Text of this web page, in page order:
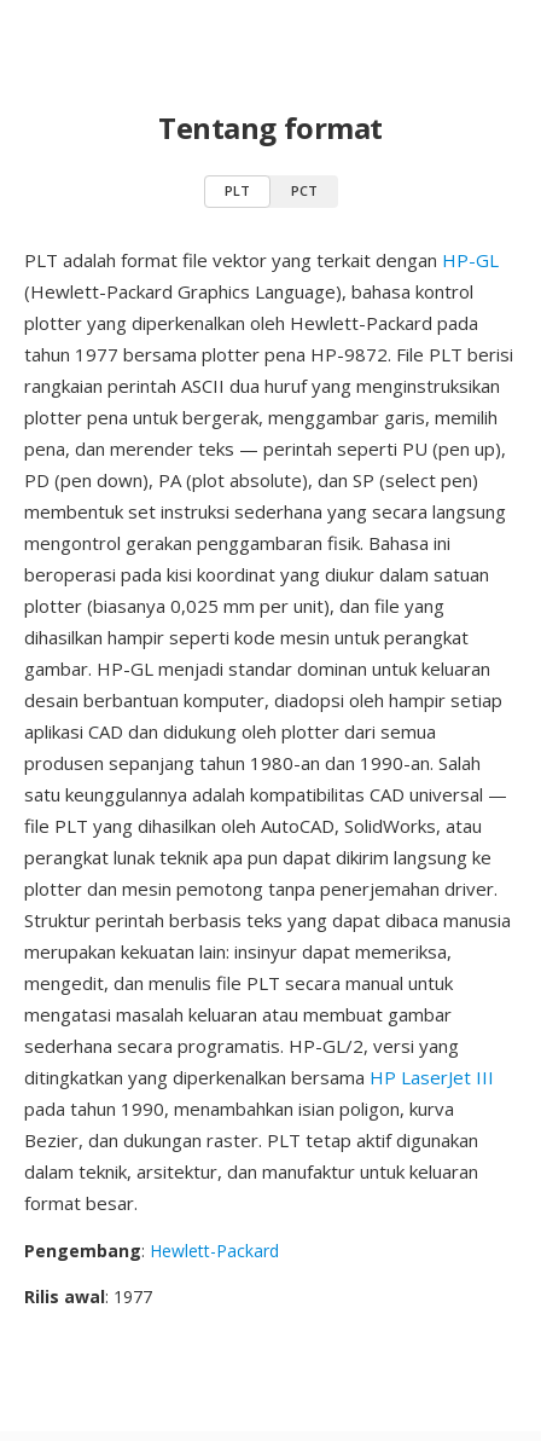
Tentang format
PLT PCT
PLT adalah format file vektor yang terkait dengan HP-GL
(Hewlett-Packard Graphics Language), bahasa kontrol
plotter yang diperkenalkan oleh Hewlett-Packard pada
tahun 1977 bersama plotter pena HP-9872. File PLT berisi
rangkaian perintah ASCII dua huruf yang menginstruksikan
plotter pena untuk bergerak, menggambar garis, memilih
pena, dan merender teks — perintah seperti PU (pen up),
PD (pen down), PA (plot absolute), dan SP (select pen)
membentuk set instruksi sederhana yang secara langsung
mengontrol gerakan penggambaran fisik. Bahasa ini
beroperasi pada kisi koordinat yang diukur dalam satuan
plotter (biasanya 0,025 mm per unit), dan file yang
dihasilkan hampir seperti kode mesin untuk perangkat
gambar. HP-GL menjadi standar dominan untuk keluaran
desain berbantuan komputer, diadopsi oleh hampir setiap
aplikasi CAD dan didukung oleh plotter dari semua
produsen sepanjang tahun 1980-an dan 1990-an. Salah
satu keunggulannya adalah kompatibilitas CAD universal —
file PLT yang dihasilkan oleh AutoCAD, SolidWorks, atau
perangkat lunak teknik apa pun dapat dikirim langsung ke
plotter dan mesin pemotong tanpa penerjemahan driver.
Struktur perintah berbasis teks yang dapat dibaca manusia
merupakan kekuatan lain: insinyur dapat memeriksa,
mengedit, dan menulis file PLT secara manual untuk
mengatasi masalah keluaran atau membuat gambar
sederhana secara programatis. HP-GL/2, versi yang
ditingkatkan yang diperkenalkan bersama HP LaserJet III
pada tahun 1990, menambahkan isian poligon, kurva
Bezier, dan dukungan raster. PLT tetap aktif digunakan
dalam teknik, arsitektur, dan manufaktur untuk keluaran
format besar.
Pengembang: Hewlett-Packard
Rilis awal: 1977